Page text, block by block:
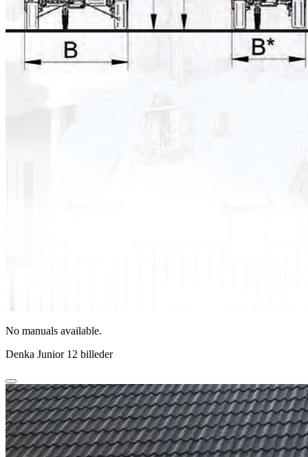
No manuals available.
Denka Junior 12 billeder